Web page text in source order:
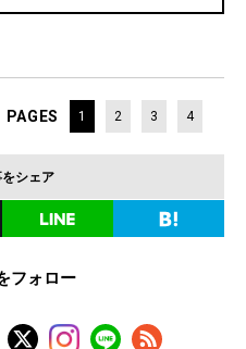
PAGES 1 2 3 4
シェア
フォロー